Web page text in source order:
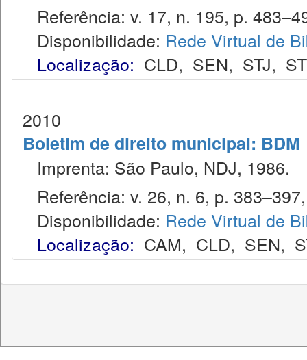
Referência: v. 17, n. 195, p.
Disponibilidade: Rede Virtual de
Localização: CLD, SEN, STJ,
2010
Boletim de direito municipal: BDM
Imprenta: São Paulo, NDJ, 1986.
Referência: v. 26, n. 6, p.
Disponibilidade: Rede Virtual de
Localização: CAM, CLD, SEN,